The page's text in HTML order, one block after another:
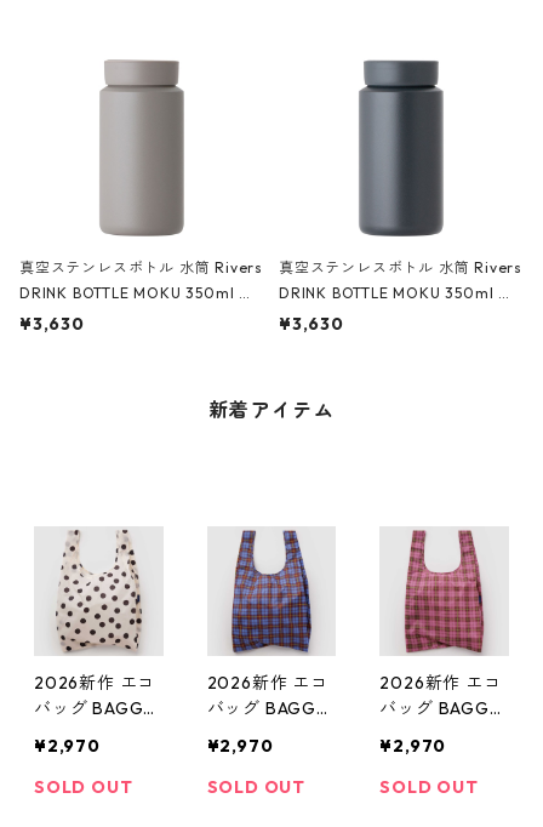
真空ステンレスボトル 水筒 Rivers
DRINK BOTTLE MOKU 350ml リ
バーズ ドリンクボトル モク トー
¥3,630
真空ステンレスボトル 水筒 Rivers
DRINK BOTTLE MOKU 350ml リ
バーズ ドリンクボトル モク グラ
¥3,630
新着アイテム
2026新作 エコ
バッグ BAGGU
u スタンダード
バグゥ バグー
¥2,970
SOLD OUT
2026新作 エコ
バッグ BAGGU
u スタンダード
バグゥ バグー
¥2,970
SOLD OUT
2026新作 エコ
バッグ BAGGU
u スタンダード
バグゥ バグー
¥2,970
SOLD OUT